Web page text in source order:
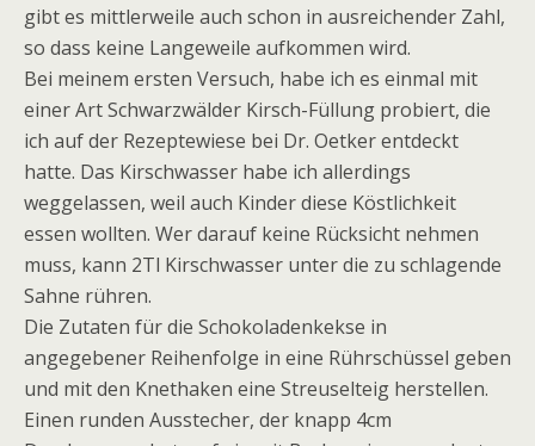
gibt es mittlerweile auch schon in ausreichender Zahl,
so dass keine Langeweile aufkommen wird.
Bei meinem ersten Versuch, habe ich es einmal mit
einer Art Schwarzwälder Kirsch-Füllung probiert, die
ich auf der Rezeptewiese bei Dr. Oetker entdeckt
hatte. Das Kirschwasser habe ich allerdings
weggelassen, weil auch Kinder diese Köstlichkeit
essen wollten. Wer darauf keine Rücksicht nehmen
muss, kann 2Tl Kirschwasser unter die zu schlagende
Sahne rühren.
Die Zutaten für die Schokoladenkekse in
angegebener Reihenfolge in eine Rührschüssel geben
und mit den Knethaken eine Streuselteig herstellen.
Einen runden Ausstecher, der knapp 4cm